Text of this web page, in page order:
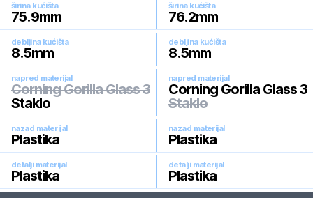
širina kućišta
75.9mm
širina kućišta
76.2mm
debljina kućišta
8.5mm
debljina kućišta
8.5mm
napred materijal
Corning Gorilla Glass 3
Staklo
napred materijal
Corning Gorilla Glass 3
Staklo
nazad materijal
Plastika
nazad materijal
Plastika
detalji materijal
Plastika
detalji materijal
Plastika